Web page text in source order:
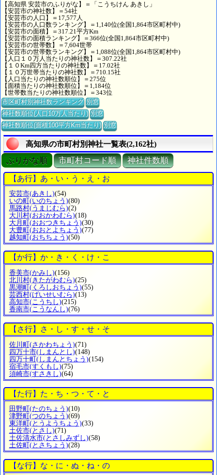
【高知県 安芸市のふりがな】＝「こうちけん あきし」
【安芸市の神社数】＝54社
【安芸市の人口】＝17,577人
【安芸市の人口数ランキング】＝1,140位(全国1,864市区町村中)
【安芸市の面積】＝317.21平方Km
【安芸市の面積ランキング】＝366位(全国1,864市区町村中)
【安芸市の世帯数】＝7,604世帯
【安芸市の世帯数ランキング】＝1,088位(全国1,864市区町村中)
【人口１０万人当たりの神社数】＝307.22社
【１０Km四方当たりの神社数】＝17.02社
【１０万世帯当たりの神社数】＝710.15社
【人口当たりの神社数順位】＝275位
【面積当たりの神社数順位】＝1,184位
【世帯数当たりの神社数順位】＝343位
市区町村別神社数ランキング 別窓
神社数順位(人口10万人当たり) 別窓
神社数順位(面積100平方Km当たり) 別窓
高知県の市町村別神社一覧表(2,162社)
ぶりがな順 市町村コード順 神社件数順
【あ行】あ・い・う・え・お
安芸市(あきし)(54)
いの町 (いのちょう)(80)
馬路村(うまじむら)(2)
大川村(おおかわむら)(18)
大月町 (おおつきちょう)(30)
大豊町 (おおとよちょう)(77)
越知町 (おちちょう)(50)
【か行】か・き・く・け・こ
香美市(かみし)(156)
北川村(きたがわむら)(25)
黒潮町(くろしおちょう)(55)
芸西村(げいせいむら)(13)
高知市(こうちし)(215)
香南市(こうなんし)(76)
【さ行】さ・し・す・せ・そ
佐川町(さかわちょう)(71)
四万十市(しまんとし)(148)
四万十町(しまんとちょう)(154)
宿毛市(すくもし)(75)
須崎市(すさきし)(64)
【た行】た・ち・つ・て・と
田野町 (たのちょう)(10)
津野町 (つのちょう)(69)
東洋町 (とうようちょう)(33)
土佐市(とさし)(71)
土佐清水市(とさしみずし)(58)
土佐町 (とさちょう)(28)
【な行】な・に・ぬ・ね・の